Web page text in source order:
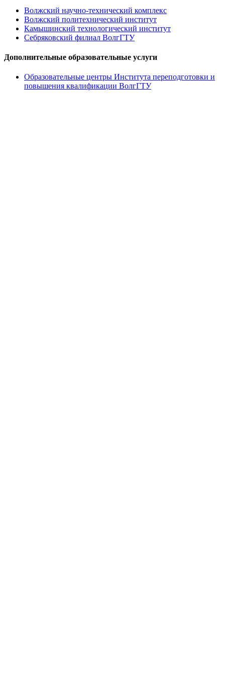
Волжский научно-технический комплекс
Волжский политехнический институт
Камышинский технологический институт
Себряковский филиал ВолгГТУ
Дополнительные образовательные услуги
Образовательные центры Института переподготовки и
повышения квалификации ВолгГТУ